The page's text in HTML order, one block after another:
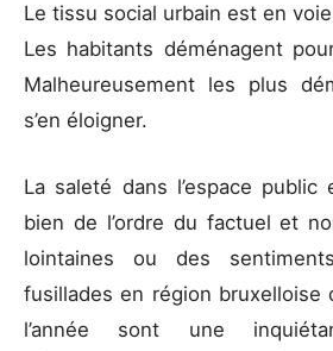
Le tissu social urbain est en
Les habitants déménagent
Malheureusement les plus
s’en éloigner.
La saleté dans l’espace public
bien de l’ordre du factuel et
lointaines ou des
fusillades en région bruxelloise
l’année sont une